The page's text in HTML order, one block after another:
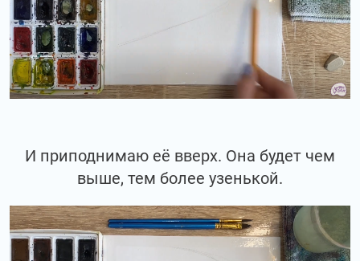
И приподнимаю её вверх. Она будет чем
выше, тем более узенькой.